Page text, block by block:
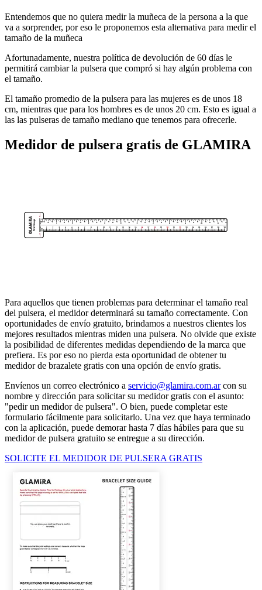
Entendemos que no quiera medir la muñeca de la persona a la que
va a sorprender, por eso le proponemos esta alternativa para medir el
tamaño de la muñeca
Afortunadamente, nuestra política de devolución de 60 días le
permitirá cambiar la pulsera que compró si hay algún problema con
el tamaño.
El tamaño promedio de la pulsera para las mujeres es de unos 18
cm, mientras que para los hombres es de unos 20 cm. Esto es igual a
las las pulseras de tamaño mediano que tenemos para ofrecerle.
Medidor de pulsera gratis de GLAMIRA
Para aquellos que tienen problemas para determinar el tamaño real
del pulsera, el medidor determinará su tamaño correctamente. Con
oportunidades de envío gratuito, brindamos a nuestros clientes los
mejores resultados mientras miden una pulsera. No olvide que existe
la posibilidad de diferentes medidas dependiendo de la marca que
prefiera. Es por eso no pierda esta oportunidad de obtener tu
medidor de brazalete gratis con una opción de envío gratis.
Envíenos un correo electrónico a servicio@glamira.com.arcon su
nombre y dirección para solicitar su medidor gratis con el asunto:
"pedir un medidor de pulsera". O bien, puede completar este
formulario fácilmente para solicitarlo. Una vez que haya terminado
con la aplicación, puede demorar hasta 7 días hábiles para que su
medidor de pulsera gratuito se entregue a su dirección.
SOLICITE EL MEDIDOR DE PULSERA GRATIS